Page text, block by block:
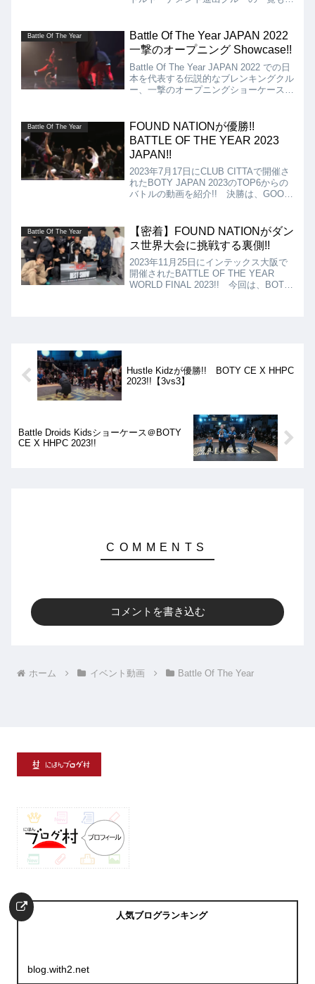
本・沖縄）開催!!
Battle Of The Year
Battle Of The Year JAPAN 2022
一撃のオープニング Showcase!!
Battle Of The Year JAPAN 2022 での日
本を代表する伝説的なブレンキングクル
ー、一撃のオープニングショーケースを
観を存分に見せつけてくれます！
Battle Of The Year
FOUND NATIONが優勝!!
BATTLE OF THE YEAR 2023
JAPAN!!
2023年7月17日にCLUB CITTAで開催さ
れたBOTY JAPAN 2023のTOP6からの
バトルの動画を紹介!! 決勝は、GOOD
Nationとなりました!!
Battle Of The Year
【密着】FOUND NATIONがダン
ス世界大会に挑戦する裏側!!
2023年11月25日にインテックス大阪で
開催されたBATTLE OF THE YEAR
WORLD FINAL 2023!! 今回は、BOTY
Hustle Kidzが優勝!! BOTY CE X HHPC
2023!!【3vs3】
Battle Droids Kidsショーケース＠BOTY
CE X HHPC 2023!!
コメントを書き込む
ホーム イベント動画 Battle Of The Year
人気ブログランキング
blog.with2.net